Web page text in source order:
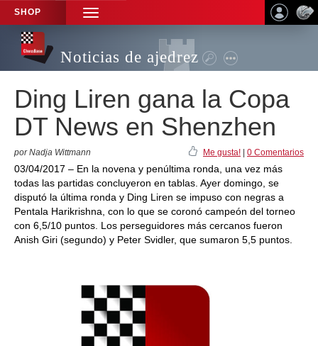
SHOP
TOGGLE
NAVIGATION
Noticias de ajedrez
Ding Liren gana la Copa
DT News en Shenzhen
por Nadja Wittmann Me gusta! 0 Comentarios
03/04/2017 – En la novena y penúltima ronda, una vez más
todas las partidas concluyeron en tablas. Ayer domingo, se
disputó la última ronda y Ding Liren se impuso con negras a
Pentala Harikrishna, con lo que se coronó campeón del torneo
con 6,5/10 puntos. Los perseguidores más cercanos fueron
Anish Giri (segundo) y Peter Svidler, que sumaron 5,5 puntos.